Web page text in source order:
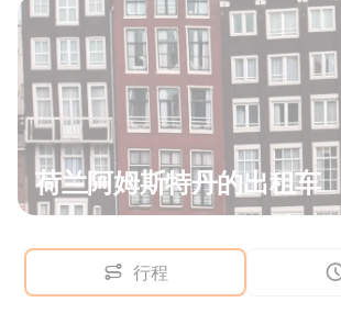
荷兰阿姆斯特丹的出租车
行程